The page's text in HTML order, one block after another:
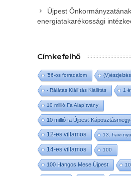
Újpest
energiatakarékossági
Címkefelhő
'56-os forradalom (V)észjelzés
- Rálátás Kiállítás Kiállítás 1
10 millió Fa Alapítvány
10 millió fa Újpest-
12-es villamos 13. havi
14-es villamos 100
100 Hangos Mese Újpest